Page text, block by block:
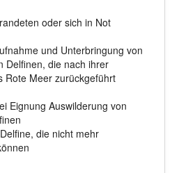
oder sich in Not
und Unterbringung von
Delfinen, die nach ihrer
Rote Meer zurückgeführt
Eignung Auswilderung von
die nicht mehr